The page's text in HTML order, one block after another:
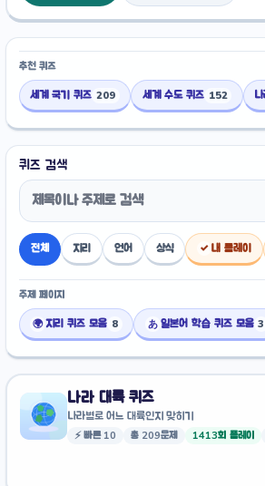
추천 퀴즈
세계 국기 퀴즈 209 세계 수도 퀴즈 152
퀴즈 검색
전체 지리 언어 상식 ✓ 내 플레이
주제 페이지
🌍 지리 퀴즈 모음 8 あ 일본어 학습 퀴즈 모음 3
나라 대륙 퀴즈
나라별로 어느 대륙인지 맞히기
⚡ 빠른 10 총 209문제 1413회 플레이